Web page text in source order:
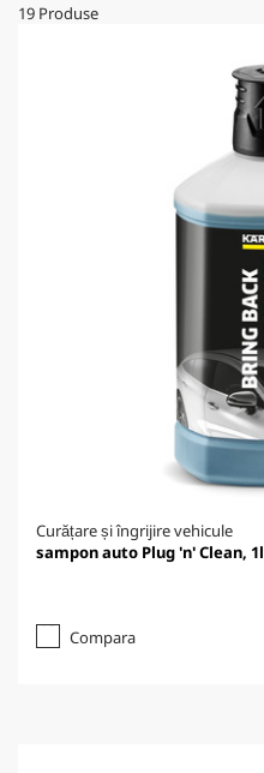
19 Produse
Curățare și îngrijire vehicule
sampon auto Plug 'n' Clean, 1l
Compara